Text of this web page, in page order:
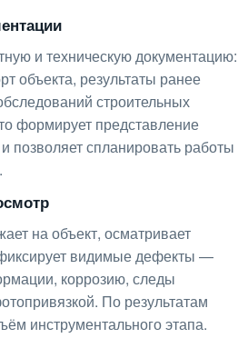
и техническую документацию:
объекта, результаты ранее
строительных
формирует представление
позволяет спланировать работы
на объект, осматривает
видимые дефекты —
коррозию, следы
По результатам
инструментального этапа.